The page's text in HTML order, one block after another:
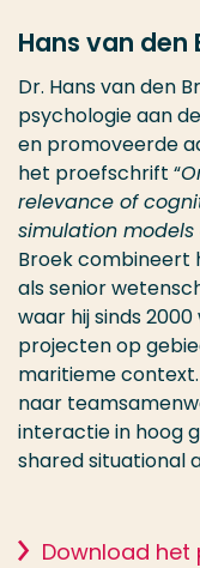
Hans van den
Dr. Hans van den
psychologie aan
en promoveerde
het proefschrift “
relevance of
simulation models
Broek combineert
als senior
waar hij sinds
projecten op
maritieme
naar
interactie in hoog
shared situational
Download het